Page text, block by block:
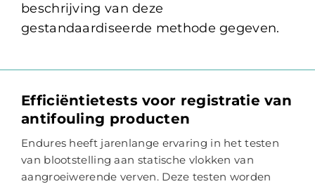
beschrijving van deze
gestandaardiseerde methode gegeven.
Efficiëntietests voor registratie van
antifouling producten
Endures heeft jarenlange ervaring in het testen
van blootstelling aan statische vlokken van
aangroeiwerende verven. Deze testen worden